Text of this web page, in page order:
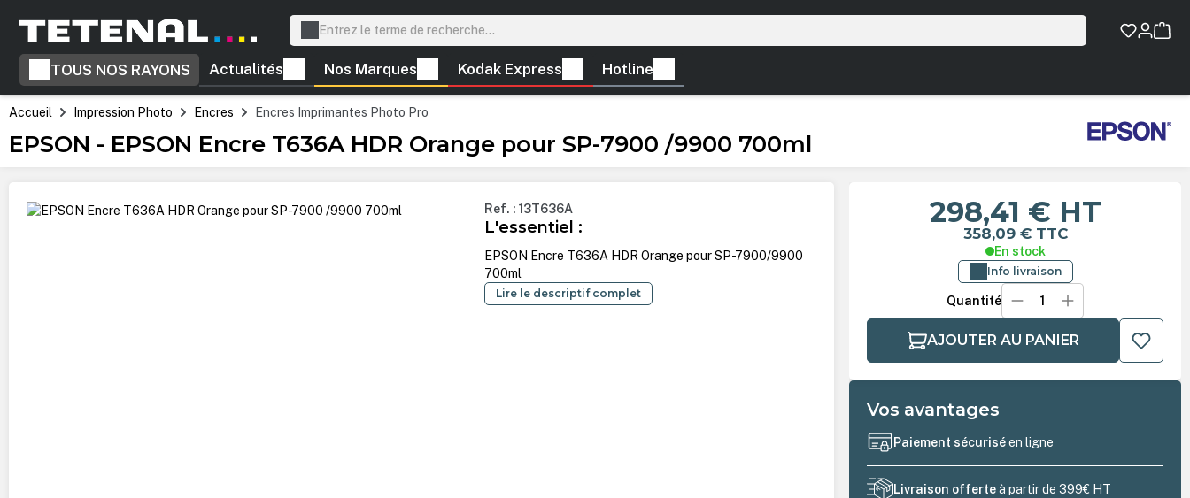
Passer à la navigation principale
TOUS NOS RAYONS Actualités Nos Marques Kodak Express Hotline
Accueil Impression Photo Encres Encres Imprimantes Photo Pro
EPSON - EPSON Encre T636A HDR Orange pour SP-7900 /9900 700ml
Ignorer la galerie d'images Ref. : 13T636A
L'essentiel :
EPSON Encre T636A HDR Orange pour SP-7900/9900
700ml
Lire le descriptif complet
298,41 € HT
358,09 € TTC
En stock
Info livraison
Quantité
AJOUTER AU PANIER
Vos avantages
Paiement sécuriséen ligne
Livraison offerteà partir de 399€ HT